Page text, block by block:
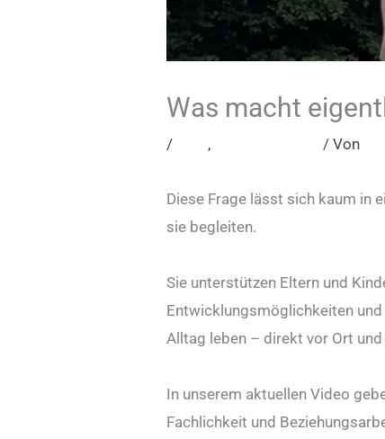
Was macht
/ , / Von
Diese Frage lässt sich kaum in
sie begleiten.
Sie unterstützen Eltern und
Entwicklungsmöglichkeiten
Alltag leben – direkt vor Ort und
In unserem aktuellen Video
Fachlichkeit und